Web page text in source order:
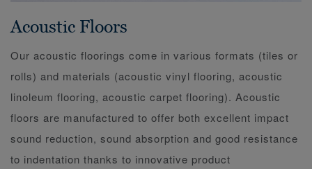
Acoustic Floors
Our acoustic floorings come in various formats (tiles or
rolls) and materials (acoustic vinyl flooring, acoustic
linoleum flooring, acoustic carpet flooring). Acoustic
floors are manufactured to offer both excellent impact
sound reduction, sound absorption and good resistance
to indentation thanks to innovative product